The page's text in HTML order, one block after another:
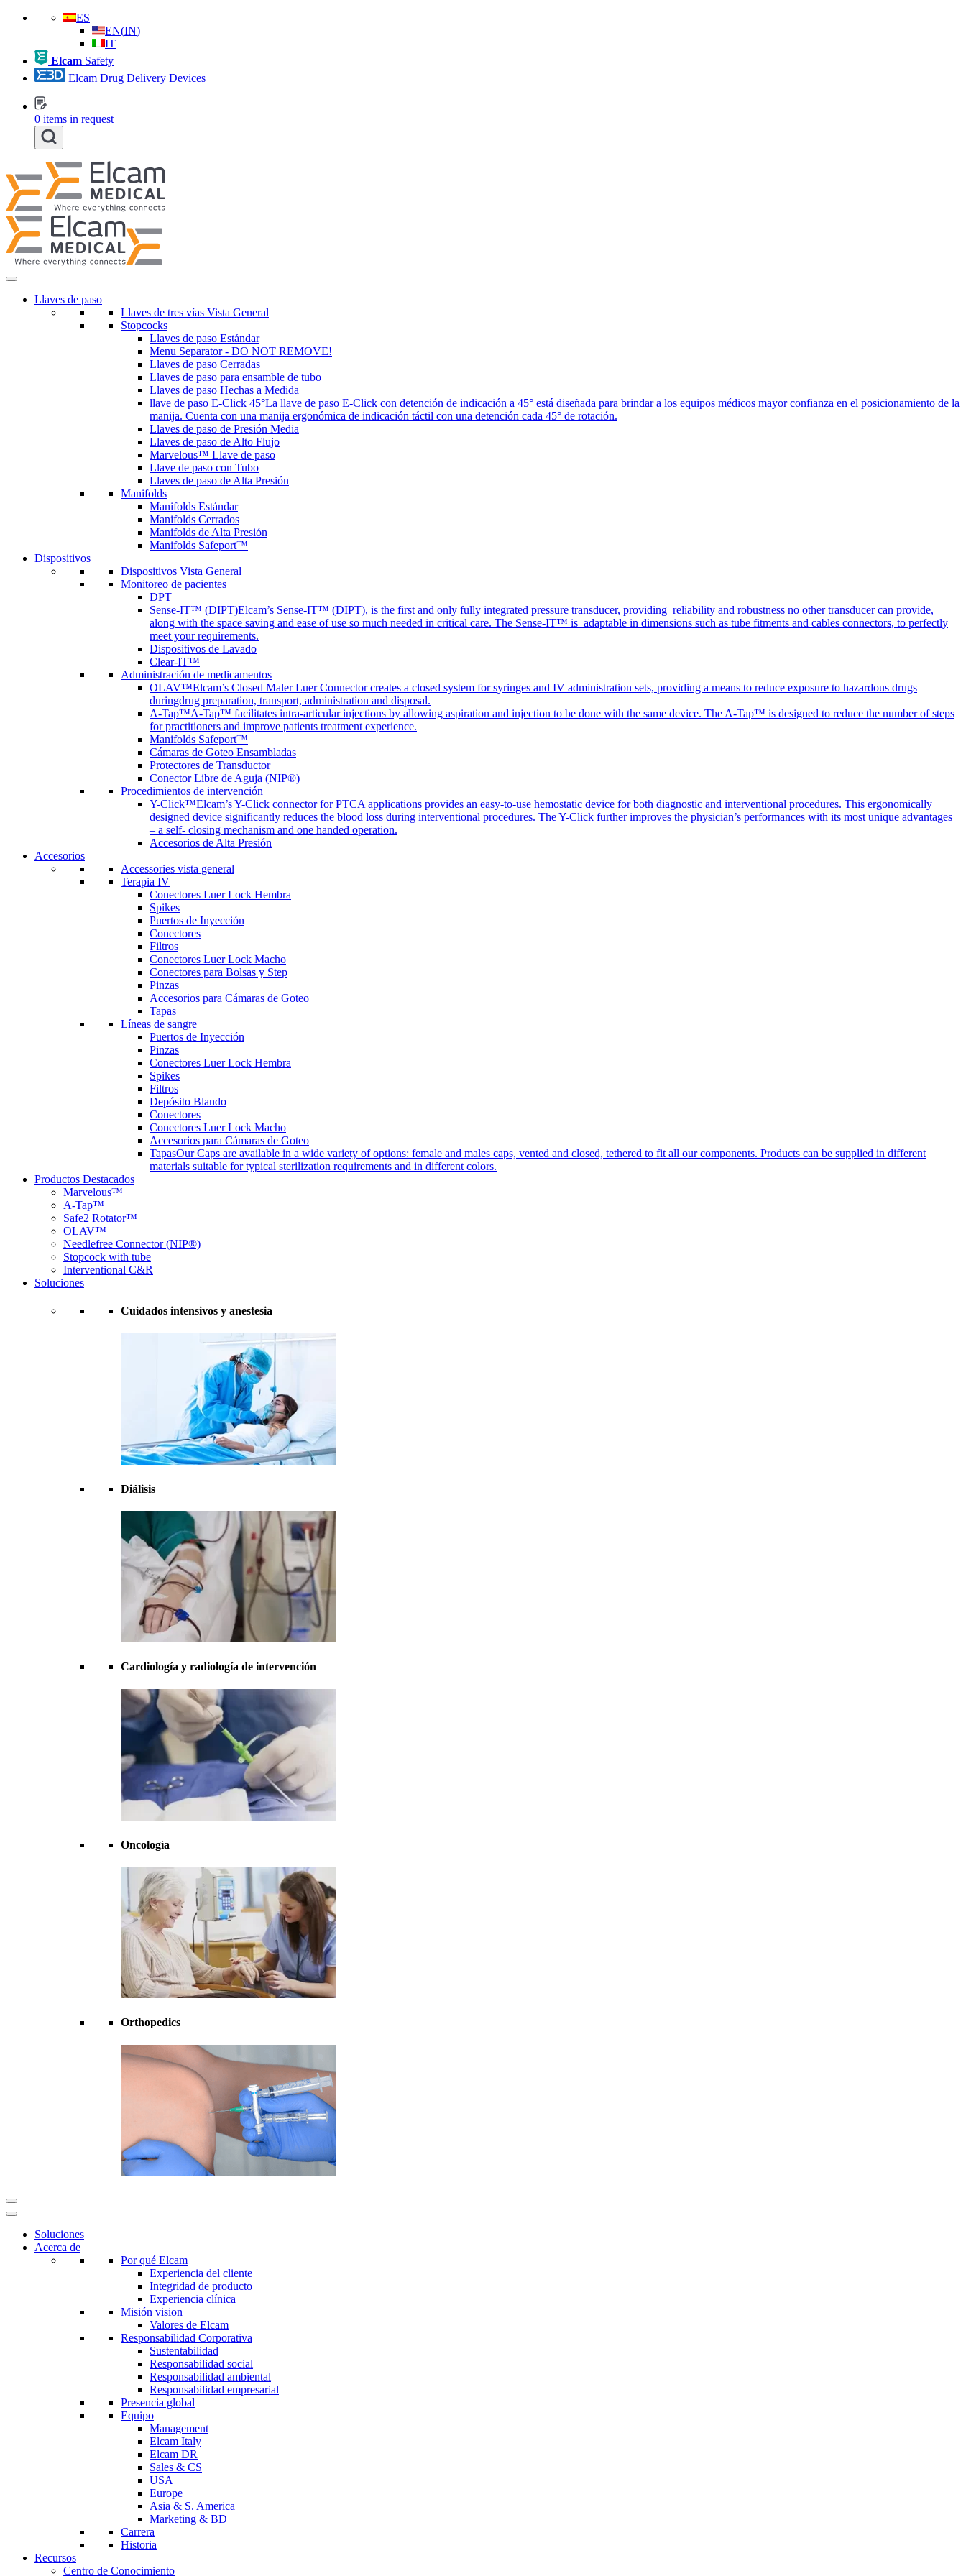
ES
EN(IN)
IT
Elcam Safety
Elcam Drug Delivery Devices
0 items in request
Llaves de paso
Llaves de tres vías Vista General
Stopcocks
Llaves de paso Estándar
Menu Separator - DO NOT REMOVE!
Llaves de paso Cerradas
Llaves de paso para ensamble de tubo
Llaves de paso Hechas a Medida
llave de paso E-Click 45°La llave de paso E-Click con detención de indicación a 45° está diseñada para brindar a los equipos médicos mayor confianza en el posicionamiento de la
manija. Cuenta con una manija ergonómica de indicación táctil con una detención cada 45° de rotación.
Llaves de paso de Presión Media
Llaves de paso de Alto Flujo
Marvelous™ Llave de paso
Llave de paso con Tubo
Llaves de paso de Alta Presión
Manifolds
Manifolds Estándar
Manifolds Cerrados
Manifolds de Alta Presión
Manifolds Safeport™
Dispositivos
Dispositivos Vista General
Monitoreo de pacientes
DPT
Sense-IT™ (DIPT)Elcam’s Sense-IT™ (DIPT), is the first and only fully integrated pressure transducer, providing reliability and robustness no other transducer can provide,
along with the space saving and ease of use so much needed in critical care. The Sense-IT™ is adaptable in dimensions such as tube fitments and cables connectors, to perfectly
meet your requirements.
Dispositivos de Lavado
Clear-IT™
Administración de medicamentos
OLAV™Elcam’s Closed Maler Luer Connector creates a closed system for syringes and IV administration sets, providing a means to reduce exposure to hazardous drugs
duringdrug preparation, transport, administration and disposal.
A-Tap™A-Tap™ facilitates intra-articular injections by allowing aspiration and injection to be done with the same device. The A-Tap™ is designed to reduce the number of steps
for practitioners and improve patients treatment experience.
Manifolds Safeport™
Cámaras de Goteo Ensambladas
Protectores de Transductor
Conector Libre de Aguja (NIP®)
Procedimientos de intervención
Y-Click™Elcam’s Y-Click connector for PTCA applications provides an easy-to-use hemostatic device for both diagnostic and interventional procedures. This ergonomically
designed device significantly reduces the blood loss during interventional procedures. The Y-Click further improves the physician’s performances with its most unique advantages
– a self- closing mechanism and one handed operation.
Accesorios de Alta Presión
Accesorios
Accessories vista general
Terapia IV
Conectores Luer Lock Hembra
Spikes
Puertos de Inyección
Conectores
Filtros
Conectores Luer Lock Macho
Conectores para Bolsas y Step
Pinzas
Accesorios para Cámaras de Goteo
Tapas
Líneas de sangre
Puertos de Inyección
Pinzas
Conectores Luer Lock Hembra
Spikes
Filtros
Depósito Blando
Conectores
Conectores Luer Lock Macho
Accesorios para Cámaras de Goteo
TapasOur Caps are available in a wide variety of options: female and males caps, vented and closed, tethered to fit all our components. Products can be supplied in different
materials suitable for typical sterilization requirements and in different colors.
Productos Destacados
Marvelous™
A-Tap™
Safe2 Rotator™
OLAV™
Needlefree Connector (NIP®)
Stopcock with tube
Interventional C&R
Soluciones
Cuidados intensivos y anestesia
Diálisis
Cardiología y radiología de intervención
Oncología
Orthopedics
Soluciones
Acerca de
Por qué Elcam
Experiencia del cliente
Integridad de producto
Experiencia clínica
Misión vision
Valores de Elcam
Responsabilidad Corporativa
Sustentabilidad
Responsabilidad social
Responsabilidad ambiental
Responsabilidad empresarial
Presencia global
Equipo
Management
Elcam Italy
Elcam DR
Sales & CS
USA
Europe
Asia & S. America
Marketing & BD
Carrera
Historia
Recursos
Centro de Conocimiento